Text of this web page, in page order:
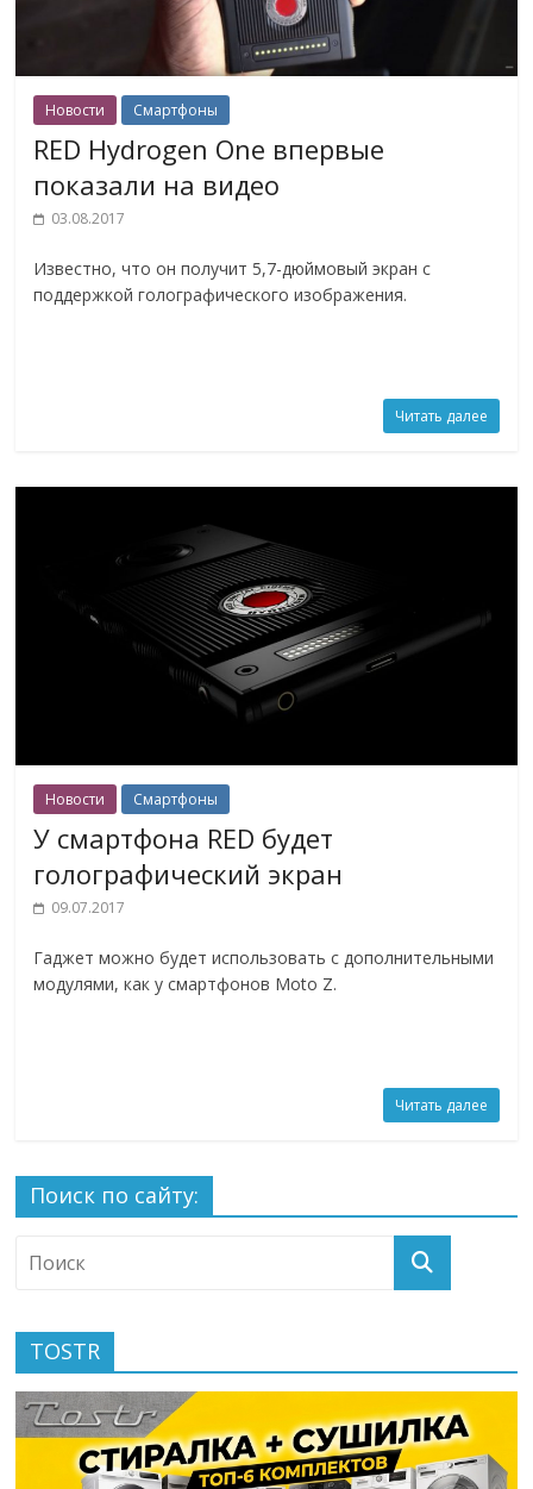
Новости Смартфоны
RED Hydrogen One впервые
показали на видео
03.08.2017
Известно, что он получит 5,7-дюймовый экран с
поддержкой голографического изображения.
Читать далее
Новости Смартфоны
У смартфона RED будет
голографический экран
09.07.2017
Гаджет можно будет использовать с дополнительными
модулями, как у смартфонов Moto Z.
Читать далее
Поиск по сайту:
TOSTR